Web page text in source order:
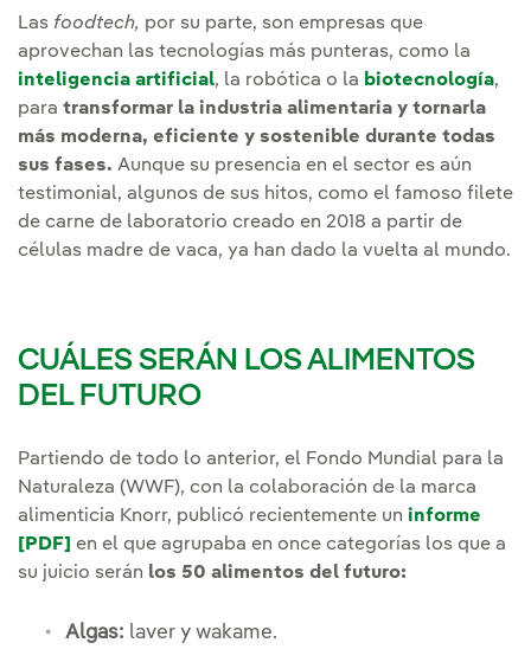
Las foodtech, por su parte, son empresas que
aprovechan las tecnologías más punteras, como la
inteligencia artificial, la robótica o la biotecnología,
para transformar la industria alimentaria y tornarla
más moderna, eficiente y sostenible durante todas
sus fases. Aunque su presencia en el sector es aún
testimonial, algunos de sus hitos, como el famoso filete
de carne de laboratorio creado en 2018 a partir de
células madre de vaca, ya han dado la vuelta al mundo.
CUÁLES SERÁN LOS ALIMENTOS
DEL FUTURO
Partiendo de todo lo anterior, el Fondo Mundial para la
Naturaleza (WWF), con la colaboración de la marca
alimenticia Knorr, publicó recientemente un informe
[PDF] Enlace externo, se abre en ventana nueva.
en el que agrupaba en once categorías los que a
su juicio serán los 50 alimentos del futuro:
Algas: laver y wakame.